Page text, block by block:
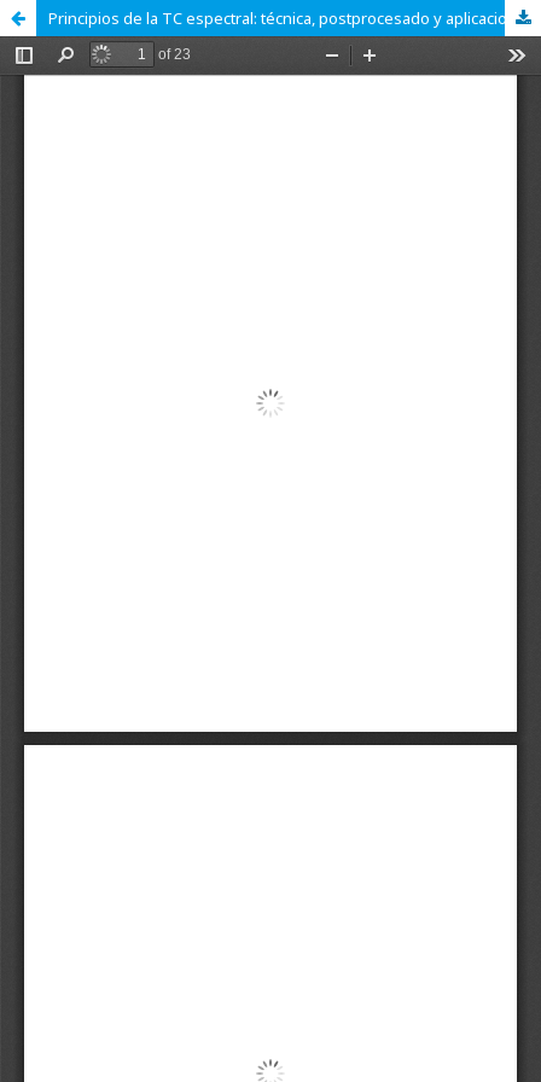
Principios de la TC espectral: técnica, postprocesado y aplicaciones.